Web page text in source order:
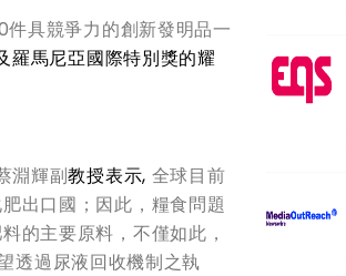
件具競爭力的創新發明品一
羅馬尼亞國際特別獎的耀
淵輝副教授表示, 全球目前
出口國；因此，糧食問題
的主要原料，不僅如此，
透過尿液回收機制之執